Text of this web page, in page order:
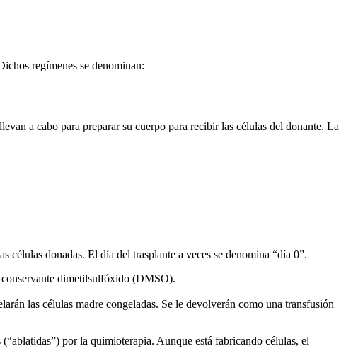
regímenes se denominan:
a cabo para preparar su cuerpo para recibir las células del donante. La
células donadas. El día del trasplante a veces se denomina “día 0”.
conservante dimetilsulfóxido (DMSO).
las células madre congeladas. Se le devolverán como una transfusión
por la quimioterapia. Aunque está fabricando células, el